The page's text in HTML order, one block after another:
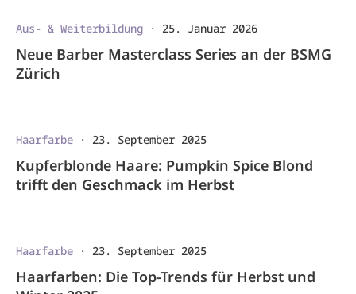
Aus- & Weiterbildung · 25. Januar 2026
Neue Barber Masterclass Series an der BSMG
Zürich
Haarfarbe · 23. September 2025
Kupferblonde Haare: Pumpkin Spice Blond
trifft den Geschmack im Herbst
Haarfarbe · 23. September 2025
Haarfarben: Die Top-Trends für Herbst und